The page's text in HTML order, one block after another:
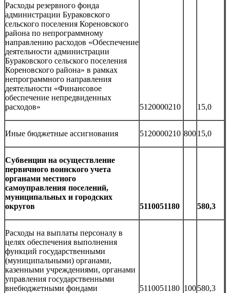
Расходы резервного фонда
администрации Бураковского
сельского поселения Кореновского
района по непрограммному
направлению расходов «Обеспечение
деятельности администрации
Бураковского сельского поселения
Кореновского района» в рамках
непрограммного направления
деятельности «Финансовое
обеспечение непредвиденных
расходов»
5120000210 15,0
Иные бюджетные ассигнования 5120000210 80015,0
Субвенции на осуществление
первичного воинского учета
органами местного
самоуправления поселений,
муниципальных и городских
округов
5110051180 580,3
Расходы на выплаты персоналу в
целях обеспечения выполнения
функций государственными
(муниципальными) органами,
казенными учреждениями, органами
управления государственными
внебюджетными фондами
5110051180 100580,3